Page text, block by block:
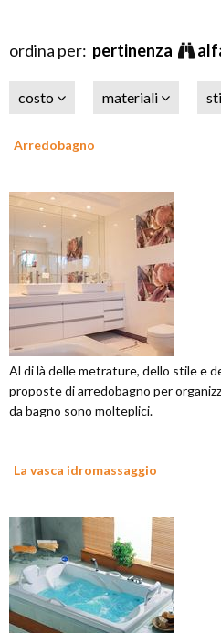
ordina per: pertinenza
costo materiali
Arredobagno
Al di là delle metrature, dello stile e
proposte di arredobagno per
da bagno sono molteplici.
La vasca idromassaggio